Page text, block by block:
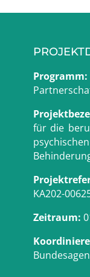
Programm:
für die
KA202-
Zeitraum: